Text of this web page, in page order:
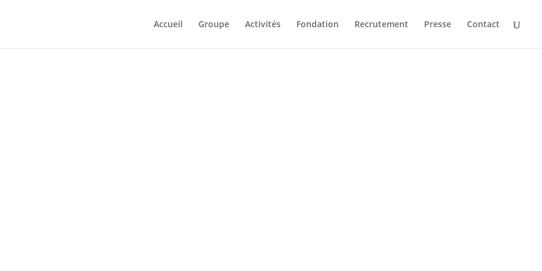
Accueil Groupe Activités Fondation Recrutement Presse Contact